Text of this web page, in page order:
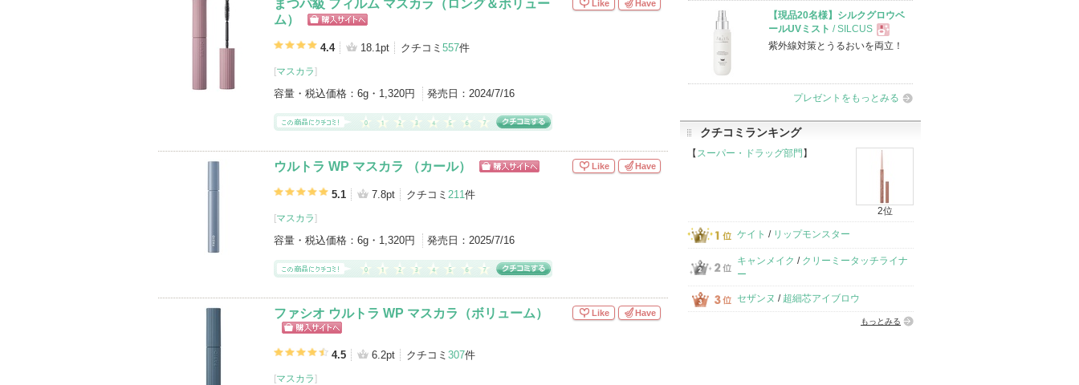
まつパ級 フィルム マスカラ（ロング＆ボリュー
ム）
グサイトへ
4.4 18.1pt クチコミ 557件
[マスカラ]
容量・税込価格： 6g・1,320円 発売日： 2024/7/16
Like Have
ウルトラ WP マスカラ （カール）
5.1 7.8pt クチコミ 211件
[マスカラ]
容量・税込価格： 6g・1,320円 発売日： 2025/7/16
Like Have
ファシオ ウルトラ WP マスカラ（ボリューム）
グサイトへ4.5 6.2pt クチコミ 307件
[マスカラ]
Like Have
品
【現品20名様】シルクグロウベ
ールUVミスト / SILCUS
現
品
紫外線対策とうるおいを両立！
プレゼントをもっとみる
クチコミランキング
【 スーパー・ドラッグ部門 】
2位
ケイト / リップモンスター
キャンメイク / クリーミータッチライナ
ー
セザンヌ / 超細芯アイブロウ
もっとみる